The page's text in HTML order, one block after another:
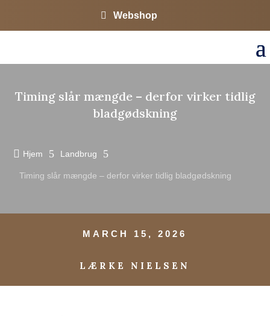
Webshop
Timing slår mængde – derfor virker tidlig
bladgødskning
 Hjem 5 Landbrug 5
Timing slår mængde – derfor virker tidlig bladgødskning
MARCH 15, 2026
LÆRKE NIELSEN